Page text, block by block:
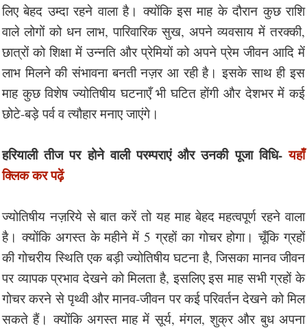
लिए बेहद उम्दा रहने वाला है। क्योंकि इस माह के दौरान कुछ राशि
वाले लोगों को धन लाभ, पारिवारिक सुख, अपने व्यवसाय में तरक्की,
छात्रों को शिक्षा में उन्नति और प्रेमियों को अपने प्रेम जीवन आदि में
लाभ मिलने की संभावना बनती नज़र आ रही है। इसके साथ ही इस
माह कुछ विशेष ज्योतिषीय घटनाएँ भी घटित होंगी और देशभर में कई
छोटे-बड़े पर्व व त्यौहार मनाए जाएंगे।
हरियाली तीज पर होने वाली परम्पराएं और उनकी पूजा विधि-यहाँ
क्लिक कर पढ़ें
ज्योतिषीय नज़रिये से बात करें तो यह माह बेहद महत्वपूर्ण रहने वाला
है। क्योंकि अगस्त के महीने में 5 ग्रहों का गोचर होगा। चूँकि ग्रहों
की गोचरीय स्थिति एक बड़ी ज्योतिषीय घटना है, जिसका मानव जीवन
पर व्यापक प्रभाव देखने को मिलता है, इसलिए इस माह सभी ग्रहों के
गोचर करने से पृथ्वी और मानव-जीवन पर कई परिवर्तन देखने को मिल
सकते हैं। क्योंकि अगस्त माह में सूर्य, मंगल, शुक्र और बुध अपना